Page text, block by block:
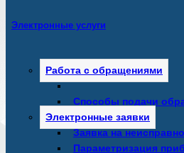
Электронные услуги
Работа с обращениями
Способы подачи
Электронные заявки
Заявка на
Параметризация